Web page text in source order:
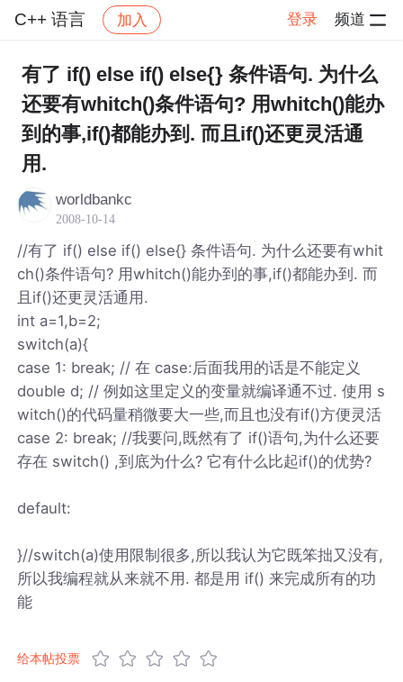
C++ 语言 加入 登录 频道
社区 C++ 语言 帖子详情
有了 if() else if() else{} 条件语句. 为什么
还要有whitch()条件语句? 用whitch()能办
到的事,if()都能办到. 而且if()还更灵活通
用.
worldbankc
2008-10-14
//有了 if() else if() else{} 条件语句. 为什么还要有whit
ch()条件语句? 用whitch()能办到的事,if()都能办到. 而
且if()还更灵活通用.
int a=1,b=2;
switch(a){
case 1: break; // 在 case:后面我用的话是不能定义
double d; // 例如这里定义的变量就编译通不过. 使用 s
witch()的代码量稍微要大一些,而且也没有if()方便灵活
case 2: break; //我要问,既然有了 if()语句,为什么还要
存在 switch() ,到底为什么? 它有什么比起if()的优势?
default:
}//switch(a)使用限制很多,所以我认为它既笨拙又没有,
所以我编程就从来就不用. 都是用 if() 来完成所有的功
能
给本帖投票